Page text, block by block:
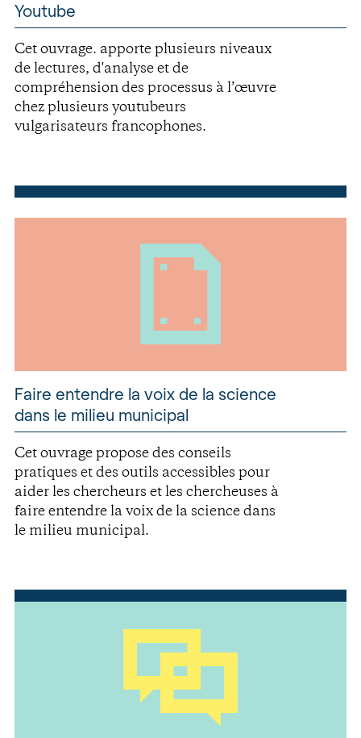
Youtube
Cet ouvrage. apporte plusieurs niveaux
de lectures, d'analyse et de
compréhension des processus à l’œuvre
chez plusieurs youtubeurs
vulgarisateurs francophones.
Faire entendre la voix de la science
dans le milieu municipal
Cet ouvrage propose des conseils
pratiques et des outils accessibles pour
aider les chercheurs et les chercheuses à
faire entendre la voix de la science dans
le milieu municipal.